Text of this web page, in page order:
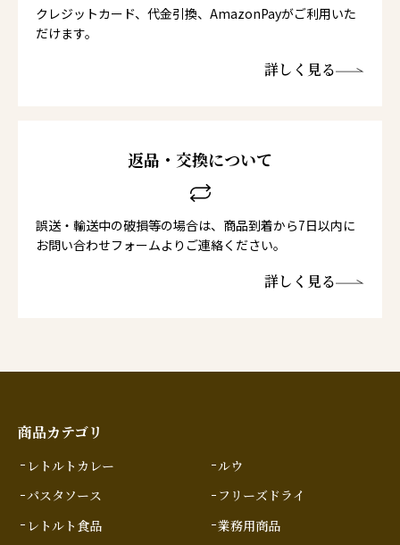
クレジットカード、代金引換、AmazonPayがご利用いた
だけます。
詳しく見る
返品・交換について
誤送・輸送中の破損等の場合は、商品到着から7日以内に
お問い合わせフォームよりご連絡ください。
詳しく見る
商品カテゴリ
レトルトカレー
パスタソース
レトルト食品
ルウ
フリーズドライ
業務用商品